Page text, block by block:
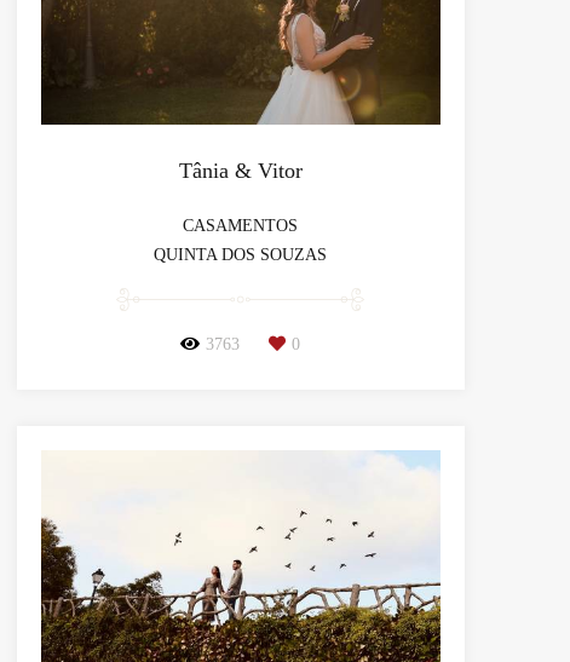
Tânia & Vitor
CASAMENTOS
QUINTA DOS SOUZAS
3763 0